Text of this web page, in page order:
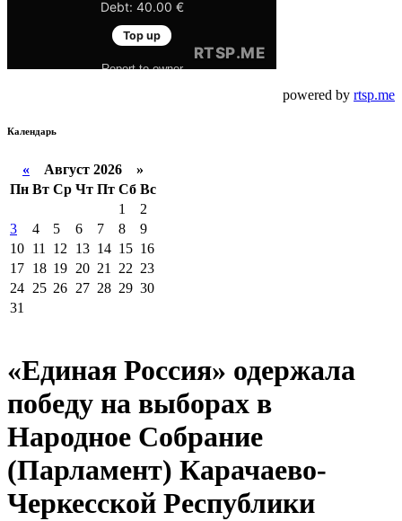
powered by rtsp.me
Календарь
« Август 2026 »
Пн Вт Ср Чт Пт Сб Вс
1
2
3
4 5 6 7 8
9
10 11 12 13 14 15 16
17 18 19 20 21 22 23
24 25 26 27 28 29 30
31
«Единая Россия» одержала
победу на выборах в
Народное Собрание
(Парламент) Карачаево-
Черкесской Республики